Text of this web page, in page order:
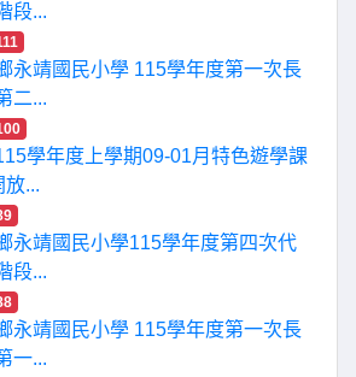
段...
永靖國民小學 115學年度第一次長
二...
學年度上學期09-01月特色遊學課
放...
永靖國民小學115學年度第四次代
段...
永靖國民小學 115學年度第一次長
一...